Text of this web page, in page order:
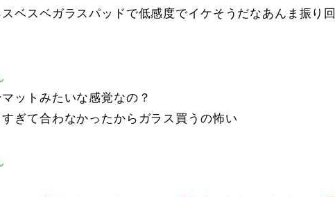
ベスベガラスパッドで低感度でイケそうだなあんま振り
ットみたいな感覚なの？
ぎて合わなかったからガラス買うの怖い